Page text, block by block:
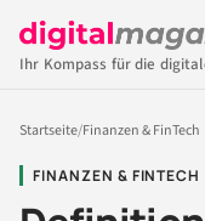
Ihr Kompass für die
Startseite/Finanzen & FinTech
FINANZEN & FINTECH